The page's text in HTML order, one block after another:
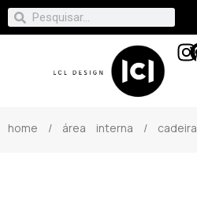
home / área interna /